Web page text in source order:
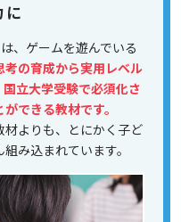
に
、ゲームを遊んでいる
考の育成から実用レベル
立大学受験で必須化さ
できる教材です。
よりも、とにかく子ど
み込まれています。